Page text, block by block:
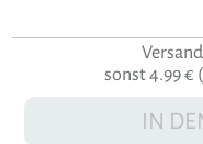
sonst 4.99 €
IN